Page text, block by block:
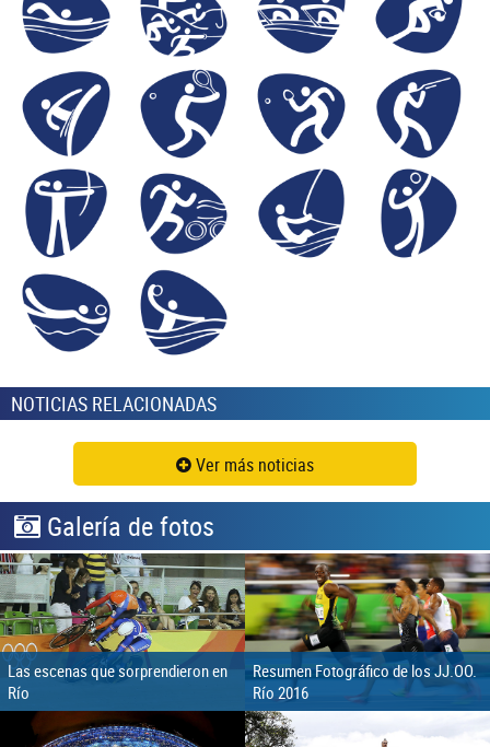
NOTICIAS RELACIONADAS
Ver más noticias
Galería de fotos
Las escenas que sorprendieron en
Río
Resumen Fotográfico de los JJ.OO.
Río 2016